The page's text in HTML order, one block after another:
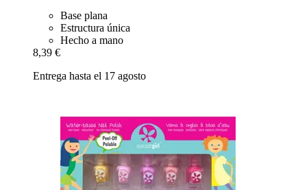
Base plana
Estructura única
Hecho a mano
8,39 €
Entrega hasta el 17 agosto